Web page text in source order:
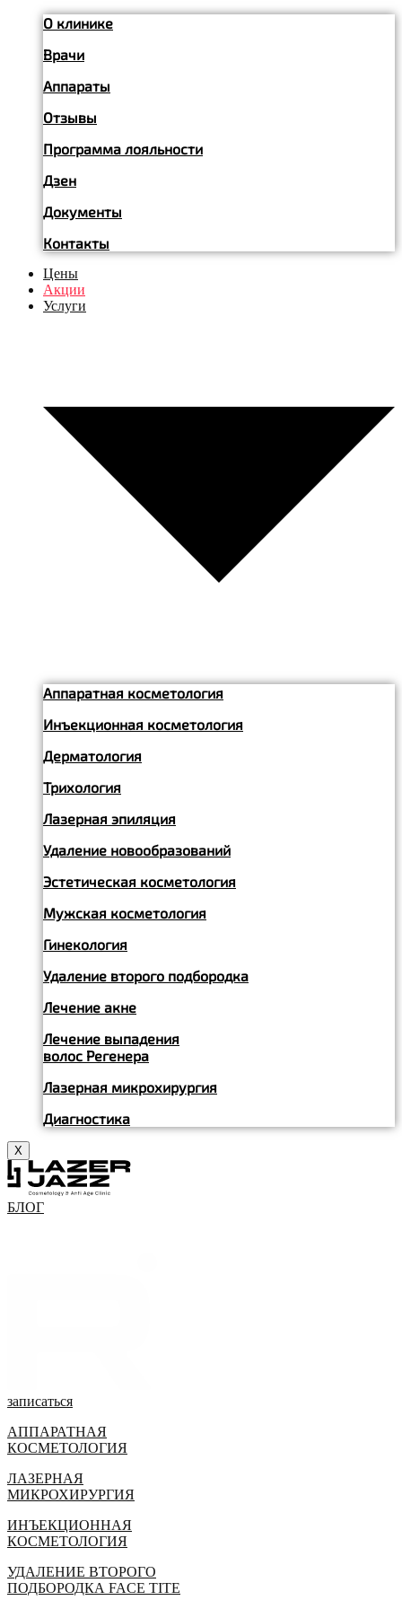
О клинике
Врачи
Аппараты
Отзывы
Программа лояльности
Дзен
Документы
Контакты
Цены
Акции
Услуги
Аппаратная косметология
Инъекционная косметология
Дерматология
Трихология
Лазерная эпиляция
Удаление новообразований
Эстетическая косметология
Мужская косметология
Гинекология
Удаление второго подбородка
Лечение акне
Лечение выпадения
волос Регенера
Лазерная микрохирургия
Диагностика
X
БЛОГ
записаться
АППАРАТНАЯ
КОСМЕТОЛОГИЯ
ЛАЗЕРНАЯ
МИКРОХИРУРГИЯ
ИНЪЕКЦИОННАЯ
КОСМЕТОЛОГИЯ
УДАЛЕНИЕ ВТОРОГО
ПОДБОРОДКА FACE TITE